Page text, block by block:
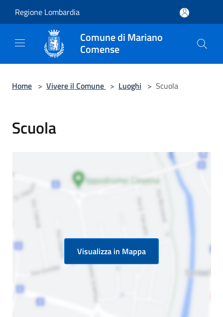
Regione Lombardia
Comune di Mariano
Comense
Home > Vivere il Comune > Luoghi > Scuola
Scuola
Visualizza in Mappa